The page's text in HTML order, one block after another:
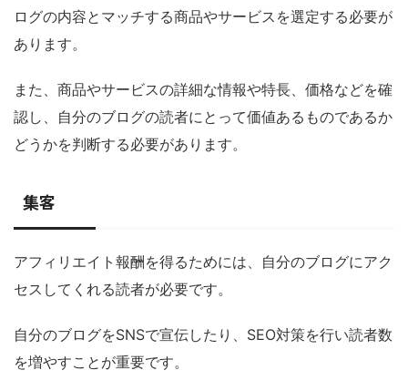
ログの内容とマッチする商品やサービスを選定する必要が
あります。
また、商品やサービスの詳細な情報や特長、価格などを確
認し、自分のブログの読者にとって価値あるものであるか
どうかを判断する必要があります。
集客
アフィリエイト報酬を得るためには、自分のブログにアク
セスしてくれる読者が必要です。
自分のブログをSNSで宣伝したり、SEO対策を行い読者数
を増やすことが重要です。